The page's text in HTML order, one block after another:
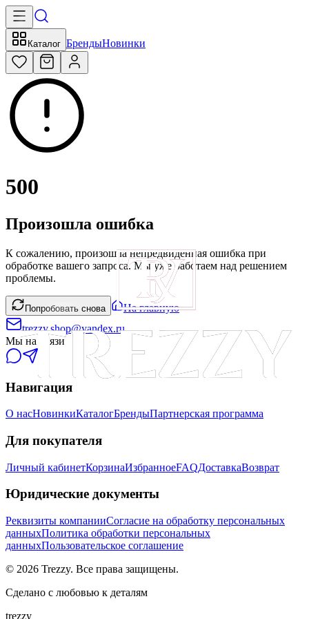
Каталог БрендыНовинки
500
Произошла ошибка
К сожалению, произошла непредвиденная ошибка при
обработке вашего запроса. Мы уже работаем над решением
проблемы.
Попробовать снова
На главную
trezzy.shop@yandex.ru
Мы на связи
Навигация
О насНовинкиКаталогБрендыПартнерская программа
Для покупателя
Личный кабинетКорзинаИзбранноеFAQДоставкаВозврат
Юридические документы
Реквизиты компанииСогласие на обработку персональных
данныхПолитика обработки персональных
данныхПользовательское соглашение
© 2026 Trezzy. Все права защищены.
Сделано с любовью к деталям
trezzy